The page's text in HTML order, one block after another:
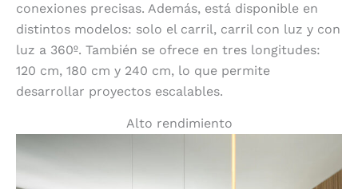
conexiones precisas. Además, está disponible en
distintos modelos: solo el carril, carril con luz y con
luz a 360º. También se ofrece en tres longitudes:
120 cm, 180 cm y 240 cm, lo que permite
desarrollar proyectos escalables.
Alto rendimiento